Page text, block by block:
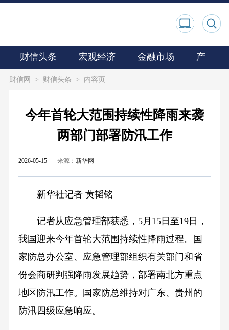
财信头条 宏观经济 金融市场 产业观
财信网 > 财信头条 > 内容页
今年首轮大范围持续性降雨来袭
两部门部署防汛工作
2026-05-15 来源： 新华网
新华社记者 黄韬铭
记者从应急管理部获悉，5月15日至19日，
我国迎来今年首轮大范围持续性降雨过程。国
家防总办公室、应急管理部组织有关部门和省
份会商研判强降雨发展趋势，部署南北方重点
地区防汛工作。国家防总维持对广东、贵州的
防汛四级应急响应。